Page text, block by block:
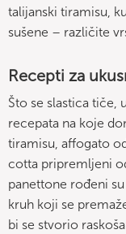
talijanski tiramisu,
sušene – različite
Recepti za
Što se slastica
recepata na koje
tiramisu, affogato
cotta pripremljeni
panettone rođeni
kruh koji se
bi se stvorio